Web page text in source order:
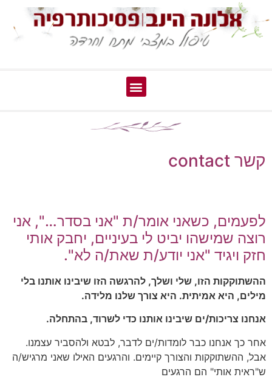
קשר contact
לפעמים, כשאני אומר/ת "אני בסדר…", אני
רוצה שמישהו יביט לי בעיניים, יחבק אותי
חזק ויגיד "אני יודע/ת שאת/ה לא".
ההשתוקקות הזו, שלי ושלך, להרגשה הזו שיבינו אותנו בלי
מילים, היא אמיתית. היא צורך שלנו מלידה.
אנחנו צריכות/ים שיבינו אותנו כדי לשרוד, בהתחלה.
אחר כך אנחנו כבר לומדות/ים לדבר, לבטא ולהסביר עצמנו.
אבל, ההשתוקקות והצורך קיימים. והרגעים האילו שאני מרגיש/ה
ש"ראית אותי" הם הרגעים